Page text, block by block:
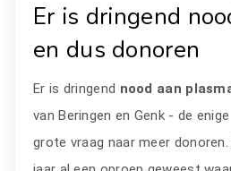
Er is dringend
en dus donoren
Er is dringend nood aan
van Beringen en Genk - de
grote vraag naar meer